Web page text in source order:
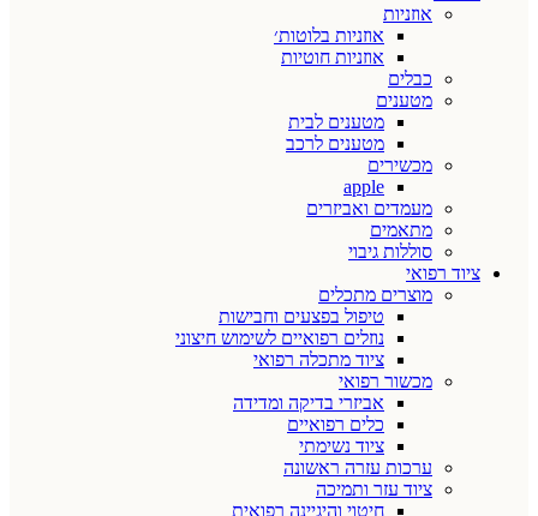
אוזניות
אוזניות בלוטות׳
אוזניות חוטיות
כבלים
מטענים
מטענים לבית
מטענים לרכב
מכשירים
apple
מעמדים ואביזרים
מתאמים
סוללות גיבוי
ציוד רפואי
מוצרים מתכלים
טיפול בפצעים וחבישות
נוזלים רפואיים לשימוש חיצוני
ציוד מתכלה רפואי
מכשור רפואי
אביזרי בדיקה ומדידה
כלים רפואיים
ציוד נשימתי
ערכות עזרה ראשונה
ציוד עזר ותמיכה
חיטוי והיגיינה רפואית